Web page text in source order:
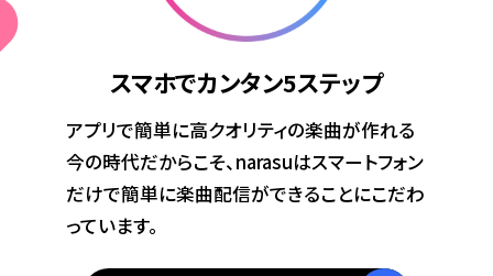
スマホでカンタン5ステップ
アプリで簡単に高クオリティの楽曲が作れる
今の時代だからこそ、narasuはスマートフォン
だけで簡単に楽曲配信ができることにこだわ
っています。